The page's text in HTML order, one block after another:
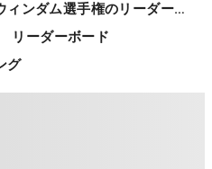
松山英樹ら出場 ウィンダム選手権のリーダーボード
リーダーボード
グ